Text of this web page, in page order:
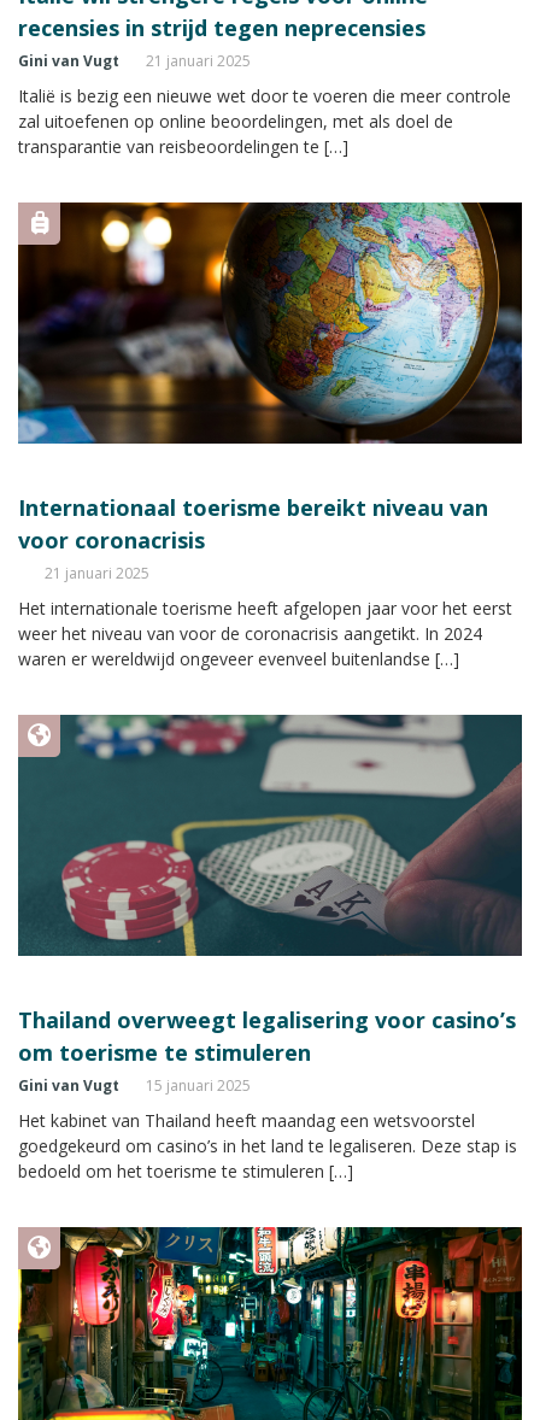
recensies in strijd tegen neprecensies
Gini van Vugt 21 januari 2025
Italië is bezig een nieuwe wet door te voeren die meer controle
zal uitoefenen op online beoordelingen, met als doel de
transparantie van reisbeoordelingen te […]
Internationaal toerisme bereikt niveau van
voor coronacrisis
21 januari 2025
Het internationale toerisme heeft afgelopen jaar voor het eerst
weer het niveau van voor de coronacrisis aangetikt. In 2024
waren er wereldwijd ongeveer evenveel buitenlandse […]
Thailand overweegt legalisering voor casino’s
om toerisme te stimuleren
Gini van Vugt 15 januari 2025
Het kabinet van Thailand heeft maandag een wetsvoorstel
goedgekeurd om casino’s in het land te legaliseren. Deze stap is
bedoeld om het toerisme te stimuleren […]